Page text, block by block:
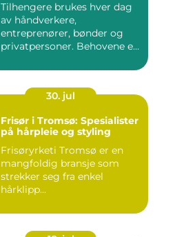
Tilhengere brukes hver dag
av håndverkere,
entreprenører, bønder og
privatpersoner. Behovene er
30. jul
Frisør i Tromsø: Spesialister
på hårpleie og styling
Frisøryrketi Tromsø er en
mangfoldig bransje som
strekker seg fra enkel
hårklipp...